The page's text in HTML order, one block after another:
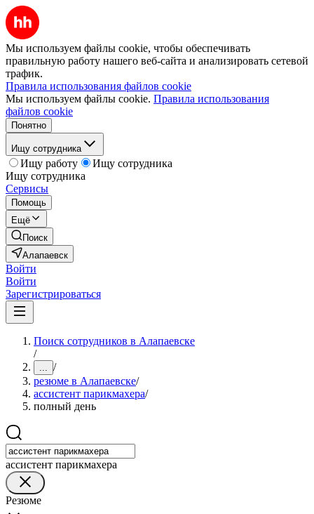
Мы используем файлы cookie, чтобы обеспечивать
правильную работу нашего веб-сайта и анализировать сетевой
трафик.
Правила использования файлов cookie
Мы используем файлы cookie. Правила использования
файлов cookie
Понятно
Ищу сотрудника
Ищу работу
Ищу сотрудника
Ищу сотрудника
Сервисы
Помощь
Ещё
Поиск
Алапаевск
Войти
Войти
Зарегистрироваться
Поиск сотрудников в Алапаевске
/
... /
резюме в Алапаевске/
ассистент парикмахера/
полный день
ассистент парикмахера
Резюме